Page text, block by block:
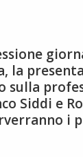
la
sulla
Siddi e
i